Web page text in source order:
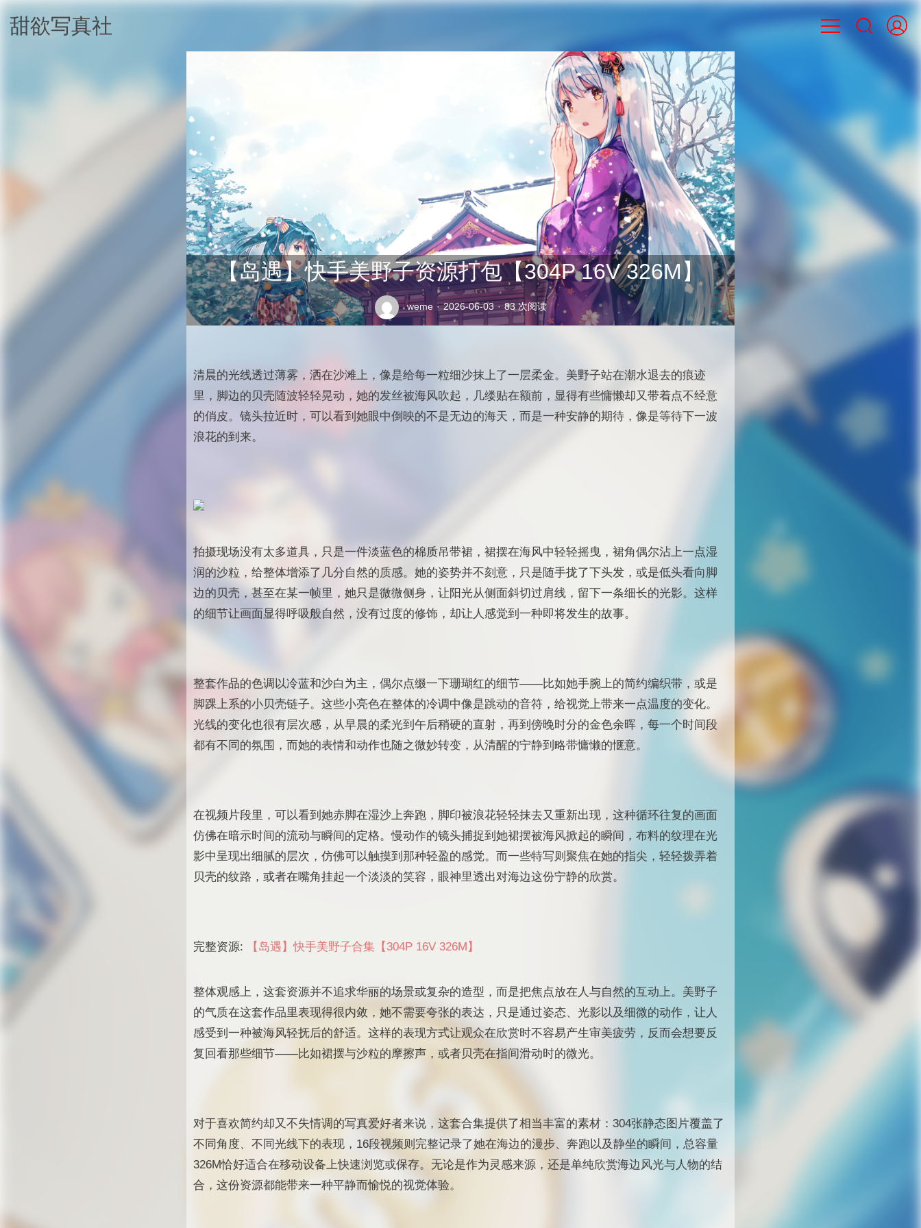
公交车司机终于在众人的指责中将座位让给了老太太
甜欲写真社 
【岛遇】快手美野子资源打包【304P 16V 326M】
weme · 2026-06-03 · 83 次阅读
清晨的光线透过薄雾，洒在沙滩上，像是给每一粒细沙抹上了一层柔金。美野子站在潮水退去的痕迹
里，脚边的贝壳随波轻轻晃动，她的发丝被海风吹起，几缕贴在额前，显得有些慵懒却又带着点不经意
的俏皮。镜头拉近时，可以看到她眼中倒映的不是无边的海天，而是一种安静的期待，像是等待下一波
浪花的到来。
拍摄现场没有太多道具，只是一件淡蓝色的棉质吊带裙，裙摆在海风中轻轻摇曳，裙角偶尔沾上一点湿
润的沙粒，给整体增添了几分自然的质感。她的姿势并不刻意，只是随手拢了下头发，或是低头看向脚
边的贝壳，甚至在某一帧里，她只是微微侧身，让阳光从侧面斜切过肩线，留下一条细长的光影。这样
的细节让画面显得呼吸般自然，没有过度的修饰，却让人感觉到一种即将发生的故事。
整套作品的色调以冷蓝和沙白为主，偶尔点缀一下珊瑚红的细节——比如她手腕上的简约编织带，或是
脚踝上系的小贝壳链子。这些小亮色在整体的冷调中像是跳动的音符，给视觉上带来一点温度的变化。
光线的变化也很有层次感，从早晨的柔光到午后稍硬的直射，再到傍晚时分的金色余晖，每一个时间段
都有不同的氛围，而她的表情和动作也随之微妙转变，从清醒的宁静到略带慵懒的惬意。
在视频片段里，可以看到她赤脚在湿沙上奔跑，脚印被浪花轻轻抹去又重新出现，这种循环往复的画面
仿佛在暗示时间的流动与瞬间的定格。慢动作的镜头捕捉到她裙摆被海风掀起的瞬间，布料的纹理在光
影中呈现出细腻的层次，仿佛可以触摸到那种轻盈的感觉。而一些特写则聚焦在她的指尖，轻轻拨弄着
贝壳的纹路，或者在嘴角挂起一个淡淡的笑容，眼神里透出对海边这份宁静的欣赏。
完整资源: 【岛遇】快手美野子合集【304P 16V 326M】
整体观感上，这套资源并不追求华丽的场景或复杂的造型，而是把焦点放在人与自然的互动上。美野子
的气质在这套作品里表现得很内敛，她不需要夸张的表达，只是通过姿态、光影以及细微的动作，让人
感受到一种被海风轻抚后的舒适。这样的表现方式让观众在欣赏时不容易产生审美疲劳，反而会想要反
复回看那些细节——比如裙摆与沙粒的摩擦声，或者贝壳在指间滑动时的微光。
对于喜欢简约却又不失情调的写真爱好者来说，这套合集提供了相当丰富的素材：304张静态图片覆盖了
不同角度、不同光线下的表现，16段视频则完整记录了她在海边的漫步、奔跑以及静坐的瞬间，总容量
326M恰好适合在移动设备上快速浏览或保存。无论是作为灵感来源，还是单纯欣赏海边风光与人物的结
合，这份资源都能带来一种平静而愉悦的视觉体验。